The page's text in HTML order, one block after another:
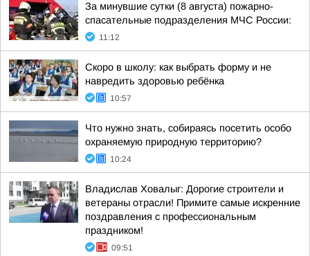
За минувшие сутки (8 августа) пожарно-
спасательные подразделения МЧС России:
11:12
Скоро в школу: как выбрать форму и не
навредить здоровью ребёнка
10:57
Что нужно знать, собираясь посетить особо
охраняемую природную территорию?
10:24
Владислав Ховалыг: Дорогие строители и
ветераны отрасли! Примите самые искренние
поздравления с профессиональным
праздником!
09:51